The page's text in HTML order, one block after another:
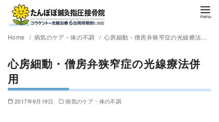
Home 病気のケア・体の不調 心房細動・僧房弁狭窄症の光線療法併用
心房細動・僧房弁狭窄症の光線療法併
用
2017年9月19日 病気のケア・体の不調